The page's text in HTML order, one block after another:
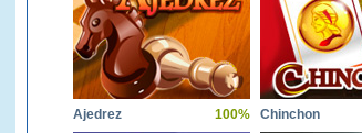
Ajedrez 100% Chinchon